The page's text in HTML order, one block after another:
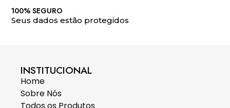
100% SEGURO
Seus dados estão protegidos
INSTITUCIONAL
Home
Sobre Nós
Todos os Produtos